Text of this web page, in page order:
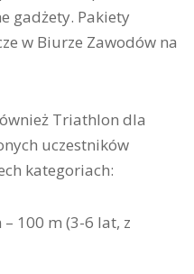
gadżety. Pakiety
w Biurze Zawodów na
Triathlon dla
uczestników
kategoriach:
– 100 m (3-6 lat, z